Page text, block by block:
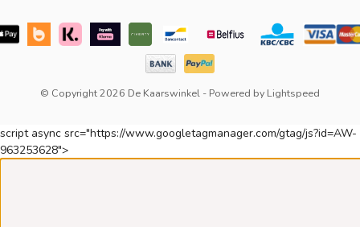
© Copyright 2026 De Kaarswinkel - Powered by Lightspeed
script async src="https://www.googletagmanager.com/gtag/js?id=AW-
963253628">